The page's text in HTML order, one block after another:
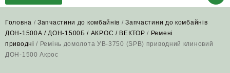
Головна /Запчастини до комбайнів /Запчастини до комбайнів
ДОН-1500А / ДОН-1500Б / АКРОС / ВЕКТОР / Ремені
приводні / Ремінь домолота УВ-3750 (SPB) приводний клиновий
ДОН-1500 Акрос